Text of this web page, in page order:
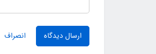
ارسال دیدگاه انصراف